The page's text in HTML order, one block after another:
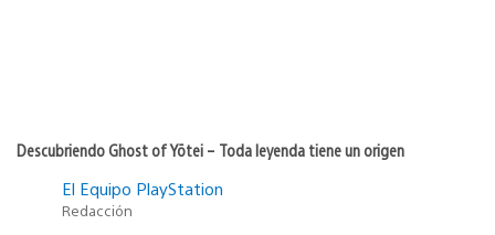
Descubriendo Ghost of Yōtei – Toda leyenda tiene un origen
El Equipo PlayStation
Redacción